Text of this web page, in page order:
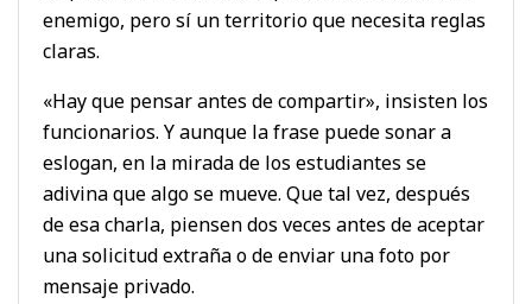
enemigo, pero sí un territorio que necesita reglas
claras.
«Hay que pensar antes de compartir», insisten los
funcionarios. Y aunque la frase puede sonar a
eslogan, en la mirada de los estudiantes se
adivina que algo se mueve. Que tal vez, después
de esa charla, piensen dos veces antes de aceptar
una solicitud extraña o de enviar una foto por
mensaje privado.